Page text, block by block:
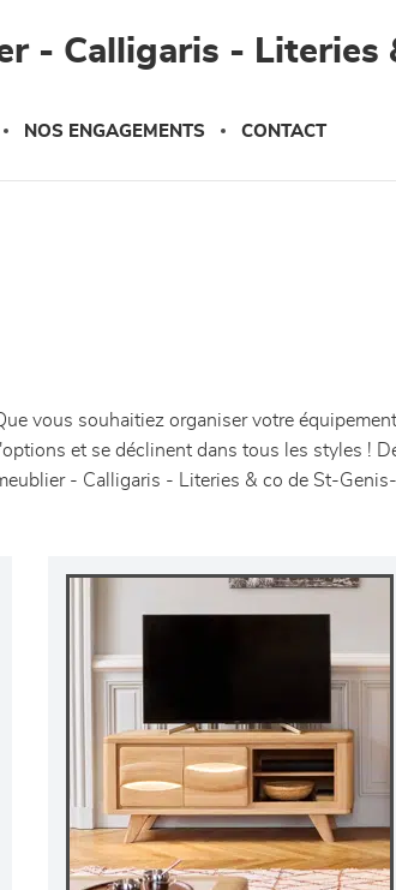
- Calligaris - Literies
NOS ENGAGEMENTS CONTACT
vous souhaitiez organiser votre
et se déclinent dans tous les styles !
- Calligaris - Literies & co de St-